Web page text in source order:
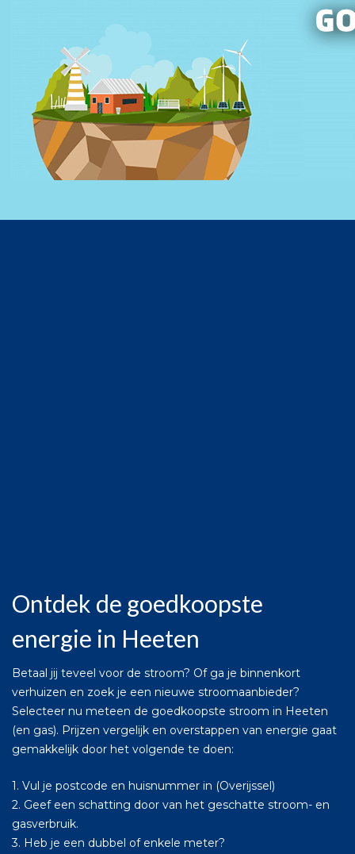
Ontdek de goedkoopste
energie in Heeten
Betaal jij teveel voor de stroom? Of ga je binnenkort
verhuizen en zoek je een nieuwe stroomaanbieder?
Selecteer nu meteen de goedkoopste stroom in Heeten
(en gas). Prijzen vergelijk en overstappen van energie gaat
gemakkelijk door het volgende te doen:
1. Vul je postcode en huisnummer in (Overijssel)
2. Geef een schatting door van het geschatte stroom- en
gasverbruik.
3. Heb je een dubbel of enkele meter?